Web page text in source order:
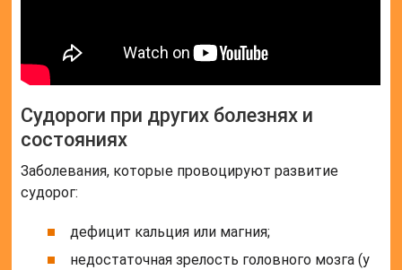
Судороги при других болезнях и
состояниях
Заболевания, которые провоцируют развитие
судорог:
дефицит кальция или магния;
недостаточная зрелость головного мозга (у